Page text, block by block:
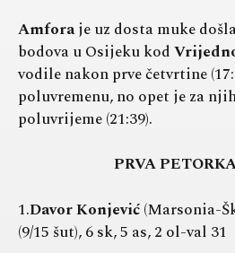
Amforaje uz dosta muke
bodova u Osijeku kod
vodile nakon prve četvrtine
poluvremenu, no opet je za
poluvrijeme (21:39).
PRVA
1.Davor Konjević(Marsonia-
(9/15 šut), 6 sk, 5 as, 2 ol-val 31